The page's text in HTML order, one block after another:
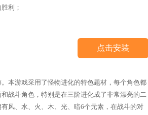
利；
点击安装
本游戏采用了怪物进化的特色题材，每个角色都
战斗角色，特别是在三阶进化成了非常漂亮的二
风、水、火、木、光、暗6个元素，在战斗的对